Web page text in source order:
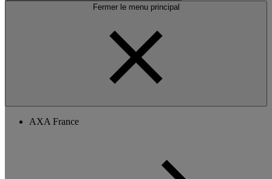
Fermer le menu principal
AXA France